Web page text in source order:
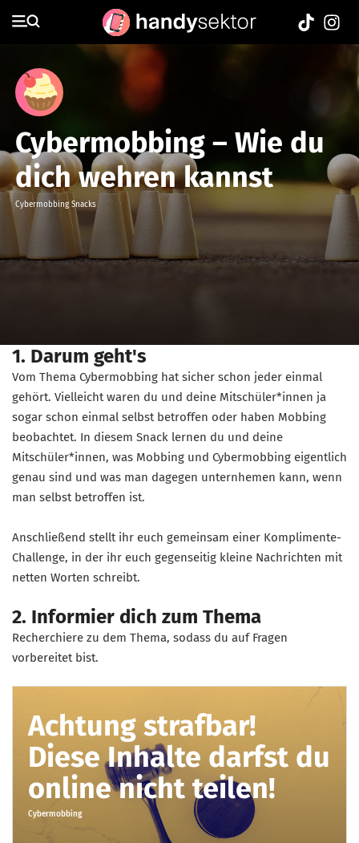
Cupcake
Cybermobbing – Wie du
dich wehren kannst
Cybermobbing Snacks
1. Darum geht's
Vom Thema Cybermobbing hat sicher schon jeder einmal
gehört. Vielleicht waren du und deine Mitschüler*innen ja
sogar schon einmal selbst betroffen oder haben Mobbing
beobachtet. In diesem Snack lernen du und deine
Mitschüler*innen, was Mobbing und Cybermobbing eigentlich
genau sind und was man dagegen unternhemen kann, wenn
man selbst betroffen ist.
Anschließend stellt ihr euch gemeinsam einer Komplimente-
Challenge, in der ihr euch gegenseitig kleine Nachrichten mit
netten Worten schreibt.
2. Informier dich zum Thema
Recherchiere zu dem Thema, sodass du auf Fragen
vorbereitet bist.
Achtung strafbar!
Diese Inhalte darfst du
online nicht teilen!
Cybermobbing